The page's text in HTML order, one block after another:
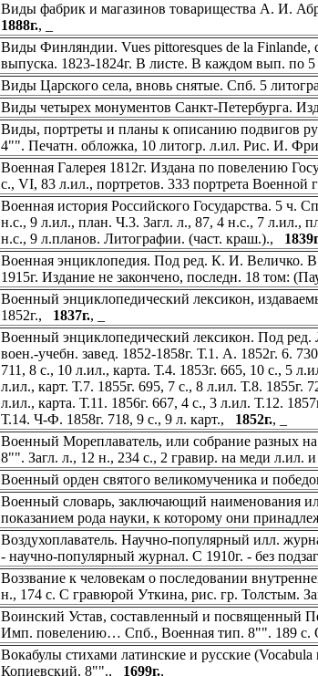
Виды фабрик и магазинов товарищества А. И.
1888г., _
Виды Финляндии. Vues pittoresques de la Finlande,
выпуска. 1823-1824г. В листе. В каждом вып. по
Виды Царского села, вновь снятые. Спб. 5
Виды четырех монументов Санкт-Петербурга.
Виды, портреты и планы к описанию подвигов
4"". Печатн. обложка, 10 литогр. л.ил. Рис. И.
Военная Галерея 1812г. Издана по повелению
с., VI, 83 л.ил., портретов. 333 портрета Военной
Военная история Российского Государства. 5 ч.
н.с., 9 л.ил., план. Ч.3. Загл. л., 87, 4 н.с., 7 л.ил.,
н.с., 9 л.планов. Литографии. (част. краш.).,
Военная энциклопедия. Под ред. К. И.
1915г. Издание не закончено, последн. 18 том:
Военный энциклопедический лексикон,
1852г., 1837г., _
Военный энциклопедический лексикон. Под ред.
воен.-учебн. завед. 1852-1858г. Т.1. А. 1852г. 6.
711, 8 с., 10 л.ил., карта. Т.4. 1853г. 665, 10 с., 5
л.ил., карт. Т.7. 1855г. 695, 7 с., 8 л.ил. Т.8. 1855г.
л.ил., карта. Т.11. 1856г. 667, 4 с., 3 л.ил. Т.12.
Т.14. Ч-Ф. 1858г. 718, 9 с., 9 л. карт., 1852г., _
Военный Мореплаватель, или собрание разных
8"". Загл. л., 12 н., 234 с., 2 гравир. на меди л.ил.
Военный орден святого великомученика и
Военный словарь, заключающий наименования
показанием рода науки, к которому они
Воздухоплаватель. Научно-популярный илл.
- научно-популярный журнал. С 1910г. - без
Воззвание к человекам о последовании
н., 174 с. С гравюрой Уткина, рис. гр. Толстым.
Воинский Устав, составленный и посвященный
Имп. повелению… Спб., Военная тип. 8"". 189 с.
Вокабулы стихами латинские и русские
Копиевский. 8""., 1699г., _